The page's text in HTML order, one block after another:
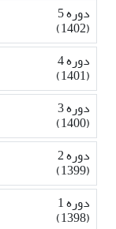
دوره 5
(1402)
دوره 4
(1401)
دوره 3
(1400)
دوره 2
(1399)
دوره 1
(1398)